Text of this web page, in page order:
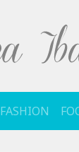
FASHION